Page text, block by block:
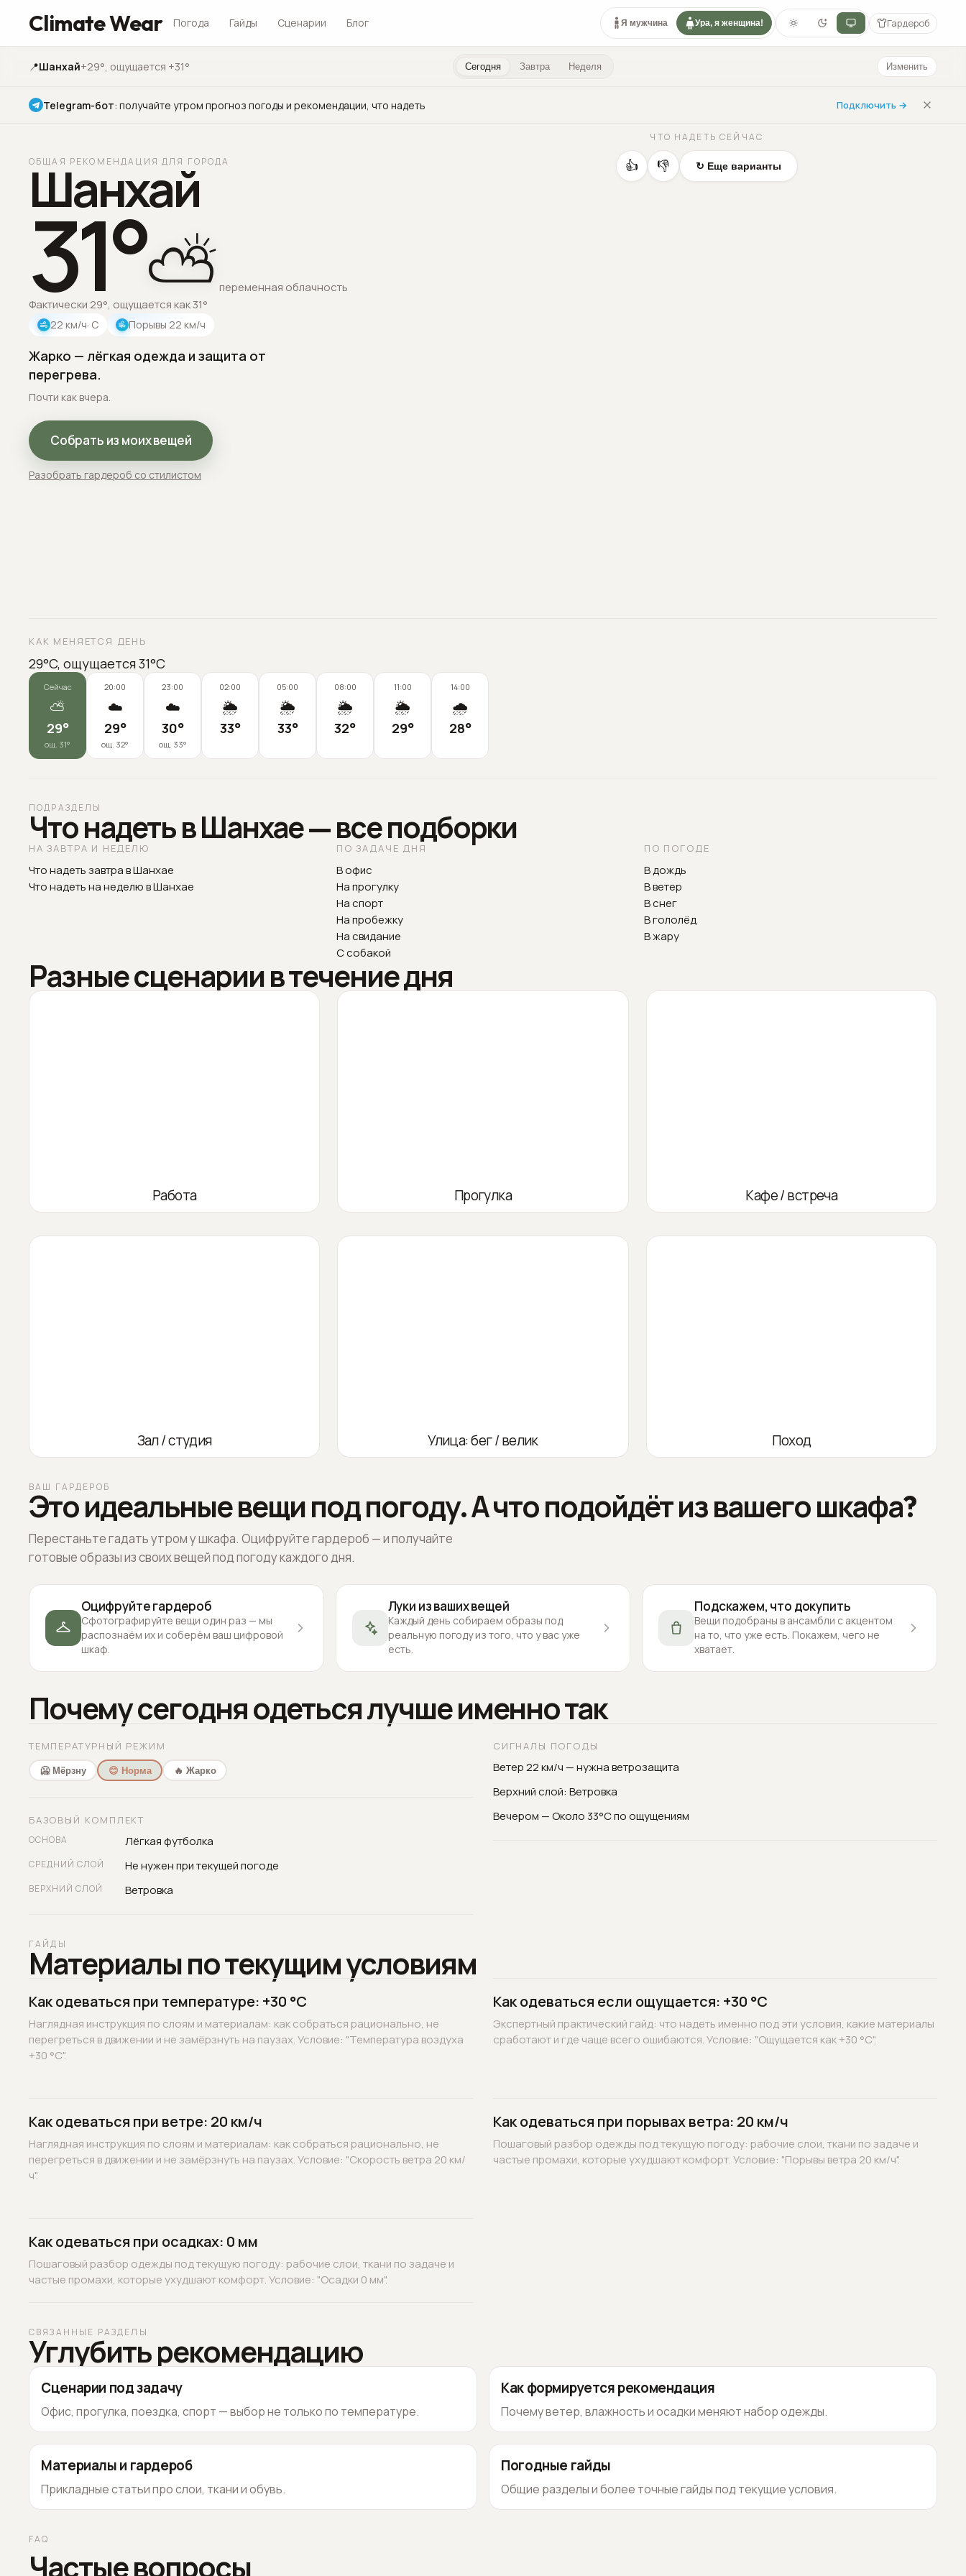
Climate Wear Погода Гайды Сценарии Блог Я мужчина Ура, я женщина! Гардероб
📍Шанхай+29°, ощущается +31° Сегодня Завтра Неделя Изменить
Telegram-бот: получайте утром прогноз погоды и рекомендации, что надеть Подключить →
ОБЩАЯ РЕКОМЕНДАЦИЯ ДЛЯ ГОРОДА
Шанхай
31°⛅переменная облачность
Фактически 29°, ощущается как 31°
22 км/ч· С Порывы 22 км/ч
Жарко — лёгкая одежда и защита от
перегрева.
Почти как вчера.
Собрать из моих вещей
Разобрать гардероб со стилистом
ЧТО НАДЕТЬ СЕЙЧАС
👍 👎 ↻ Еще варианты
КАК МЕНЯЕТСЯ ДЕНЬ
29°C, ощущается 31°C
Сейчас
⛅
29°
ощ. 31°
20:00
☁️
29°
ощ. 32°
23:00
☁️
30°
ощ. 33°
02:00
🌦️
33°
05:00
🌦️
33°
08:00
🌦️
32°
11:00
🌦️
29°
14:00
🌧️
28°
ПОДРАЗДЕЛЫ
Что надеть в Шанхае — все подборки
НА ЗАВТРА И НЕДЕЛЮ
Что надеть завтра в Шанхае
Что надеть на неделю в Шанхае
ПО ЗАДАЧЕ ДНЯ
В офис
На прогулку
На спорт
На пробежку
На свидание
С собакой
ПО ПОГОДЕ
В дождь
В ветер
В снег
В гололёд
В жару
Разные сценарии в течение дня
Работа Прогулка Кафе / встреча
Зал / студия Улица: бег / велик Поход
ВАШ ГАРДЕРОБ
Это идеальные вещи под погоду. А что подойдёт из вашего шкафа?
Перестаньте гадать утром у шкафа. Оцифруйте гардероб — и получайте
готовые образы из своих вещей под погоду каждого дня.
Оцифруйте гардероб
Сфотографируйте вещи один раз — мы
распознаём их и соберём ваш цифровой
шкаф.
Луки из ваших вещей
Каждый день собираем образы под
реальную погоду из того, что у вас уже
есть.
Подскажем, что докупить
Вещи подобраны в ансамбли с акцентом
на то, что уже есть. Покажем, чего не
хватает.
Почему сегодня одеться лучше именно так
ТЕМПЕРАТУРНЫЙ РЕЖИМ
🥶 Мёрзну 😊 Норма 🔥 Жарко
БАЗОВЫЙ КОМПЛЕКТ
ОСНОВА Лёгкая футболка
СРЕДНИЙ СЛОЙ Не нужен при текущей погоде
ВЕРХНИЙ СЛОЙ Ветровка
СИГНАЛЫ ПОГОДЫ
Ветер 22 км/ч — нужна ветрозащита
Верхний слой: Ветровка
Вечером — Около 33°C по ощущениям
ГАЙДЫ
Материалы по текущим условиям
Как одеваться при температуре: +30 °C
Наглядная инструкция по слоям и материалам: как собраться рационально, не
перегреться в движении и не замёрзнуть на паузах. Условие: "Температура воздуха
+30 °C".
Как одеваться если ощущается: +30 °C
Экспертный практический гайд: что надеть именно под эти условия, какие материалы
сработают и где чаще всего ошибаются. Условие: "Ощущается как +30 °C".
Как одеваться при ветре: 20 км/ч
Наглядная инструкция по слоям и материалам: как собраться рационально, не
перегреться в движении и не замёрзнуть на паузах. Условие: "Скорость ветра 20 км/
ч".
Как одеваться при порывах ветра: 20 км/ч
Пошаговый разбор одежды под текущую погоду: рабочие слои, ткани по задаче и
частые промахи, которые ухудшают комфорт. Условие: "Порывы ветра 20 км/ч".
Как одеваться при осадках: 0 мм
Пошаговый разбор одежды под текущую погоду: рабочие слои, ткани по задаче и
частые промахи, которые ухудшают комфорт. Условие: "Осадки 0 мм".
СВЯЗАННЫЕ РАЗДЕЛЫ
Углубить рекомендацию
Сценарии под задачу
Офис, прогулка, поездка, спорт — выбор не только по температуре.
Как формируется рекомендация
Почему ветер, влажность и осадки меняют набор одежды.
Материалы и гардероб
Прикладные статьи про слои, ткани и обувь.
Погодные гайды
Общие разделы и более точные гайды под текущие условия.
FAQ
Частые вопросы